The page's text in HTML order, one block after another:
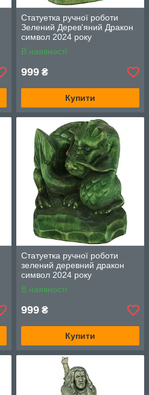
Статуетка ручної роботи
Зелений Дерев'яний Дракон
символ 2024 року
В наявності
999 ₴
Купити
Статуетка ручної роботи
зелений деревний дракон
символ 2024 року
В наявності
999 ₴
Купити